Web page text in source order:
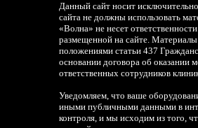
Данный сайт носит
сайта не должны использовать
«Волна» не несет
размещенной на сайте.
положениями статьи 437
основании договора об оказании
ответственных сотрудников
Уведомляем, что ваше
иными публичными данными в
контроля, и мы исходим из того,